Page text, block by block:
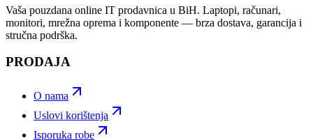
Vaša pouzdana online IT prodavnica u BiH. Laptopi, računari,
monitori, mrežna oprema i komponente — brza dostava, garancija i
stručna podrška.
PRODAJA
O nama
Uslovi korištenja
Isporuka robe